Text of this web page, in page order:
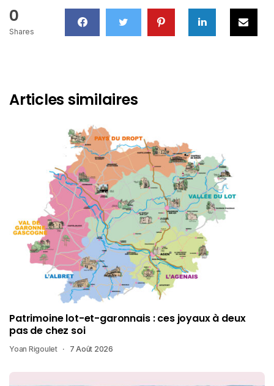
0
Shares
Articles similaires
Patrimoine lot-et-garonnais : ces joyaux à deux
pas de chez soi
Yoan Rigoulet 7 Août 2026